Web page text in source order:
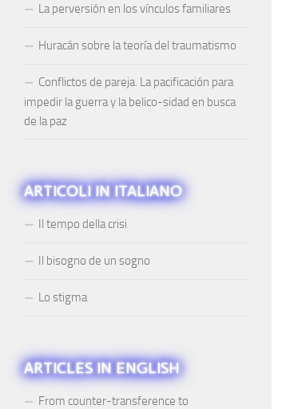
La perversión en los vínculos familiares
Huracán sobre la teoría del traumatismo
Conflictos de pareja. La pacificación para
impedir la guerra y la belico-sidad en busca
de la paz
ARTICOLI IN ITALIANO
Il tempo della crisi
Il bisogno de un sogno
Lo stigma
ARTICLES IN ENGLISH
From counter-transference to